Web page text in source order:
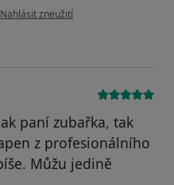
podle názoru uživatele PG
Nahlásit zneužití
paní zubařka, tak
z profesionálního
Můžu jedině